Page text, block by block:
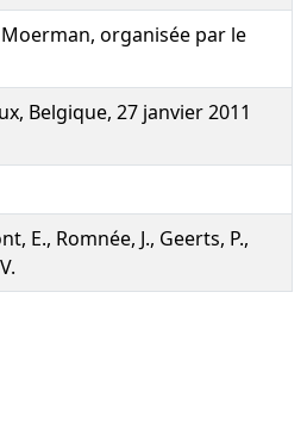
organisée par le
Belgique, 27 janvier 2011
E., Romnée, J., Geerts, P.,